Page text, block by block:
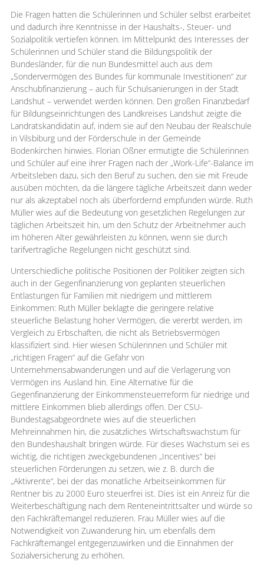
Die Fragen hatten die Schülerinnen und Schüler selbst erarbeitet
und dadurch ihre Kenntnisse in der Haushalts-, Steuer- und
Sozialpolitik vertiefen können. Im Mittelpunkt des Interesses der
Schülerinnen und Schüler stand die Bildungspolitik der
Bundesländer, für die nun Bundesmittel auch aus dem
„Sondervermögen des Bundes für kommunale Investitionen“ zur
Anschubfinanzierung – auch für Schulsanierungen in der Stadt
Landshut – verwendet werden können. Den großen Finanzbedarf
für Bildungseinrichtungen des Landkreises Landshut zeigte die
Landratskandidatin auf, indem sie auf den Neubau der Realschule
in Vilsbiburg und der Förderschule in der Gemeinde
Bodenkirchen hinwies. Florian Oßner ermutigte die Schülerinnen
und Schüler auf eine ihrer Fragen nach der „Work-Life“-Balance im
Arbeitsleben dazu, sich den Beruf zu suchen, den sie mit Freude
ausüben möchten, da die längere tägliche Arbeitszeit dann weder
nur als akzeptabel noch als überfordernd empfunden würde. Ruth
Müller wies auf die Bedeutung von gesetzlichen Regelungen zur
täglichen Arbeitszeit hin, um den Schutz der Arbeitnehmer auch
im höheren Alter gewährleisten zu können, wenn sie durch
tarifvertragliche Regelungen nicht geschützt sind.
Unterschiedliche politische Positionen der Politiker zeigten sich
auch in der Gegenfinanzierung von geplanten steuerlichen
Entlastungen für Familien mit niedrigem und mittlerem
Einkommen: Ruth Müller beklagte die geringere relative
steuerliche Belastung hoher Vermögen, die vererbt werden, im
Vergleich zu Erbschaften, die nicht als Betriebsvermögen
klassifiziert sind. Hier wiesen Schülerinnen und Schüler mit
„richtigen Fragen“ auf die Gefahr von
Unternehmensabwanderungen und auf die Verlagerung von
Vermögen ins Ausland hin. Eine Alternative für die
Gegenfinanzierung der Einkommensteuerreform für niedrige und
mittlere Einkommen blieb allerdings offen. Der CSU-
Bundestagsabgeordnete wies auf die steuerlichen
Mehreinnahmen hin, die zusätzliches Wirtschaftswachstum für
den Bundeshaushalt bringen würde. Für dieses Wachstum sei es
wichtig, die richtigen zweckgebundenen „Incentives“ bei
steuerlichen Förderungen zu setzen, wie z. B. durch die
„Aktivrente“, bei der das monatliche Arbeitseinkommen für
Rentner bis zu 2000 Euro steuerfrei ist. Dies ist ein Anreiz für die
Weiterbeschäftigung nach dem Renteneintrittsalter und würde so
den Fachkräftemangel reduzieren. Frau Müller wies auf die
Notwendigkeit von Zuwanderung hin, um ebenfalls dem
Fachkräftemangel entgegenzuwirken und die Einnahmen der
Sozialversicherung zu erhöhen.